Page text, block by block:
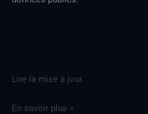
Lire la mise à jour.
externes
En savoir plus »